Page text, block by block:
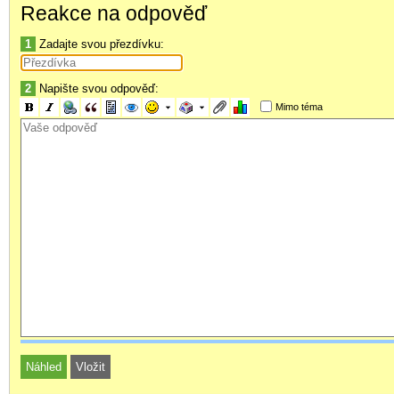
Reakce na odpověď
1 Zadajte svou přezdívku:
2 Napište svou odpověď:
Mimo téma